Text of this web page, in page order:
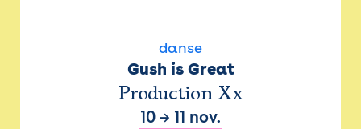
danse
Gush is Great
Production Xx
10 → 11 nov.